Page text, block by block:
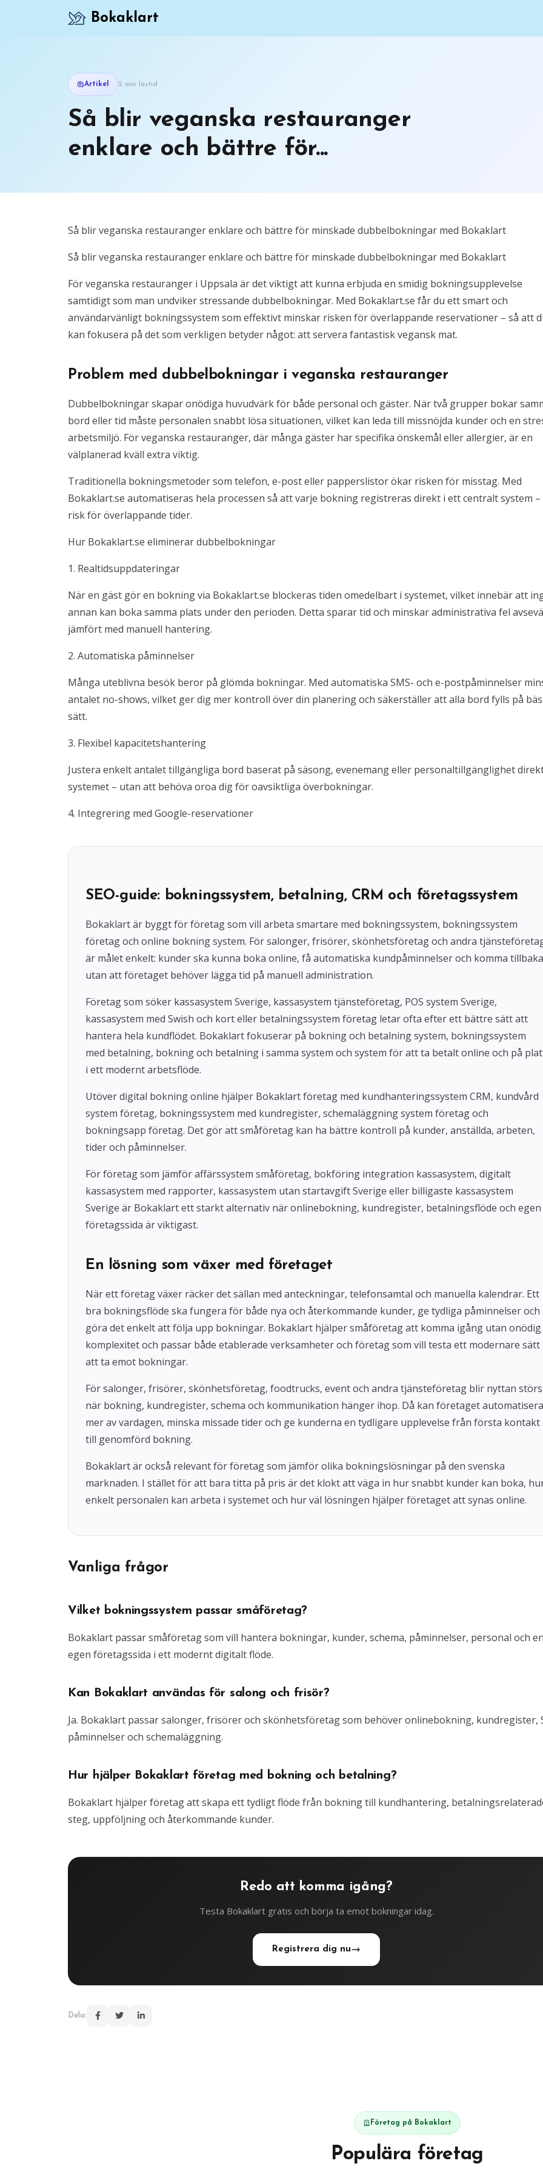
Bokaklart
Artikel 2 min lästid
Så blir veganska restauranger
enklare och bättre för...
Så blir veganska restauranger enklare och bättre för minskade dubbelbokningar med Bokaklart
Så blir veganska restauranger enklare och bättre för minskade dubbelbokningar med Bokaklart
För veganska restauranger i Uppsala är det viktigt att kunna erbjuda en smidig bokningsupplevelse
samtidigt som man undviker stressande dubbelbokningar. Med Bokaklart.se får du ett smart och
användarvänligt bokningssystem som effektivt minskar risken för överlappande reservationer – så att
kan fokusera på det som verkligen betyder något: att servera fantastisk vegansk mat.
Problem med dubbelbokningar i veganska restauranger
Dubbelbokningar skapar onödiga huvudvärk för både personal och gäster. När två grupper bokar
bord eller tid måste personalen snabbt lösa situationen, vilket kan leda till missnöjda kunder och en
arbetsmiljö. För veganska restauranger, där många gäster har specifika önskemål eller allergier, är en
välplanerad kväll extra viktig.
Traditionella bokningsmetoder som telefon, e-post eller papperslistor ökar risken för misstag. Med
Bokaklart.se automatiseras hela processen så att varje bokning registreras direkt i ett centralt system
risk för överlappande tider.
Hur Bokaklart.se eliminerar dubbelbokningar
1. Realtidsuppdateringar
När en gäst gör en bokning via Bokaklart.se blockeras tiden omedelbart i systemet, vilket innebär att
annan kan boka samma plats under den perioden. Detta sparar tid och minskar administrativa fel
jämfört med manuell hantering.
2. Automatiska påminnelser
Många uteblivna besök beror på glömda bokningar. Med automatiska SMS- och e-postpåminnelser
antalet no-shows, vilket ger dig mer kontroll över din planering och säkerställer att alla bord fylls på
sätt.
3. Flexibel kapacitetshantering
Justera enkelt antalet tillgängliga bord baserat på säsong, evenemang eller personaltillgänglighet
systemet – utan att behöva oroa dig för oavsiktliga överbokningar.
4. Integrering med Google-reservationer
SEO-guide: bokningssystem, betalning, CRM och företagssystem
Bokaklart är byggt för företag som vill arbeta smartare med bokningssystem, bokningssystem
företag och online bokning system. För salonger, frisörer, skönhetsföretag och andra
är målet enkelt: kunder ska kunna boka online, få automatiska kundpåminnelser och komma tillbaka
utan att företaget behöver lägga tid på manuell administration.
Företag som söker kassasystem Sverige, kassasystem tjänsteföretag, POS system Sverige,
kassasystem med Swish och kort eller betalningssystem företag letar ofta efter ett bättre sätt att
hantera hela kundflödet. Bokaklart fokuserar på bokning och betalning system, bokningssystem
med betalning, bokning och betalning i samma system och system för att ta betalt online och på
i ett modernt arbetsflöde.
Utöver digital bokning online hjälper Bokaklart företag med kundhanteringssystem CRM, kundvård
system företag, bokningssystem med kundregister, schemaläggning system företag och
bokningsapp företag. Det gör att småföretag kan ha bättre kontroll på kunder, anställda, arbeten,
tider och påminnelser.
För företag som jämför affärssystem småföretag, bokföring integration kassasystem, digitalt
kassasystem med rapporter, kassasystem utan startavgift Sverige eller billigaste kassasystem
Sverige är Bokaklart ett starkt alternativ när onlinebokning, kundregister, betalningsflöde och egen
företagssida är viktigast.
En lösning som växer med företaget
När ett företag växer räcker det sällan med anteckningar, telefonsamtal och manuella kalendrar. Ett
bra bokningsflöde ska fungera för både nya och återkommande kunder, ge tydliga påminnelser och
göra det enkelt att följa upp bokningar. Bokaklart hjälper småföretag att komma igång utan onödig
komplexitet och passar både etablerade verksamheter och företag som vill testa ett modernare sätt
att ta emot bokningar.
För salonger, frisörer, skönhetsföretag, foodtrucks, event och andra tjänsteföretag blir nyttan
när bokning, kundregister, schema och kommunikation hänger ihop. Då kan företaget automatisera
mer av vardagen, minska missade tider och ge kunderna en tydligare upplevelse från första kontakt
till genomförd bokning.
Bokaklart är också relevant för företag som jämför olika bokningslösningar på den svenska
marknaden. I stället för att bara titta på pris är det klokt att väga in hur snabbt kunder kan boka,
enkelt personalen kan arbeta i systemet och hur väl lösningen hjälper företaget att synas online.
Vanliga frågor
Vilket bokningssystem passar småföretag?
Bokaklart passar småföretag som vill hantera bokningar, kunder, schema, påminnelser, personal och en
egen företagssida i ett modernt digitalt flöde.
Kan Bokaklart användas för salong och frisör?
Ja. Bokaklart passar salonger, frisörer och skönhetsföretag som behöver onlinebokning, kundregister,
påminnelser och schemaläggning.
Hur hjälper Bokaklart företag med bokning och betalning?
Bokaklart hjälper företag att skapa ett tydligt flöde från bokning till kundhantering,
steg, uppföljning och återkommande kunder.
Redo att komma igång?
Testa Bokaklart gratis och börja ta emot bokningar idag.
Registrera dig nu
Dela:
Företag på Bokaklart
Populära företag